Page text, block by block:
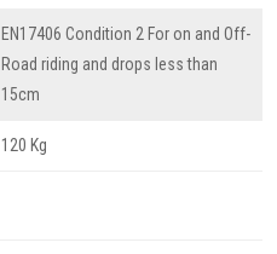
EN17406 Condition 2 For on and Off-
Road riding and drops less than
15cm
120 Kg